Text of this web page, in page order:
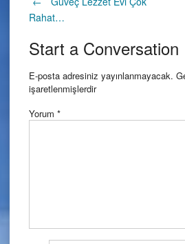
Post
navigation
Rahat…
Start a Conversation
E-posta adresiniz yayınlanmayacak.
işaretlenmişlerdir
Yorum *